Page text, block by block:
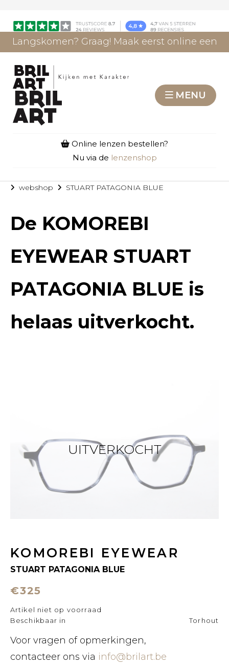
Langskomen? Graag! Maak eerst online een
MENU
Online lenzen bestellen?
Nu via de lenzenshop
webshop STUART PATAGONIA BLUE
De KOMOREBI
EYEWEAR STUART
PATAGONIA BLUE is
helaas uitverkocht.
UITVERKOCHT
KOMOREBI EYEWEAR
STUART PATAGONIA BLUE
€325
Artikel niet op voorraad
Beschikbaar in
Torhout
Voor vragen of opmerkingen,
contacteer ons via info@brilart.be